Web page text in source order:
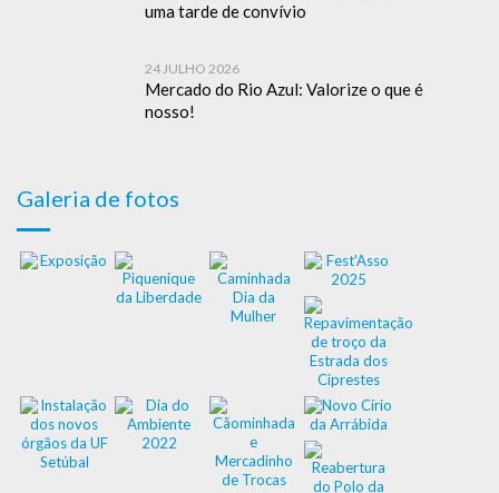
uma tarde de convívio
24 JULHO 2026
Mercado do Rio Azul: Valorize o que é
nosso!
Galeria de fotos